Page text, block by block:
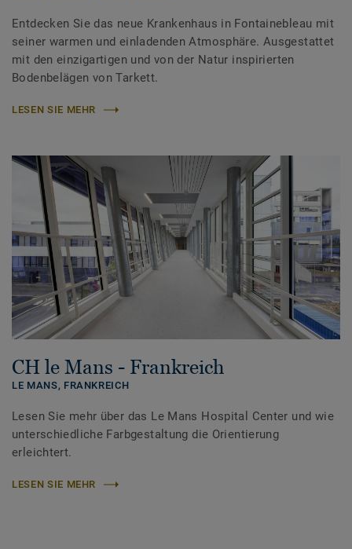
Entdecken Sie das neue Krankenhaus in Fontainebleau mit
seiner warmen und einladenden Atmosphäre. Ausgestattet
mit den einzigartigen und von der Natur inspirierten
Bodenbelägen von Tarkett.
LESEN SIE MEHR
CH le Mans - Frankreich
LE MANS, FRANKREICH
Lesen Sie mehr über das Le Mans Hospital Center und wie
unterschiedliche Farbgestaltung die Orientierung
erleichtert.
LESEN SIE MEHR